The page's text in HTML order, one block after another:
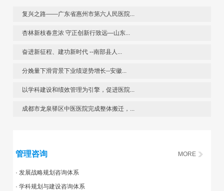
复兴之路——广东省惠州市第六人民医院...
杏林新枝春意浓 守正创新行致远—山东...
奋进新征程、建功新时代 --南部县人...
分娩量下滑背景下业绩逆势增长--安徽...
以学科建设和绩效管理为引擎，促进医院...
成都市龙泉驿区中医医院完成整体搬迁，...
管理咨询 MORE
· 发展战略规划咨询体系
· 学科规划与建设咨询体系